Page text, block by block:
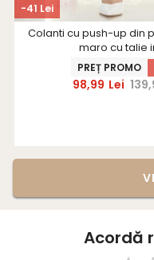
-41 Lei
Colanti cu push-up din
maro cu talie
PREȚ PROMO
98,99 Lei
Acordă